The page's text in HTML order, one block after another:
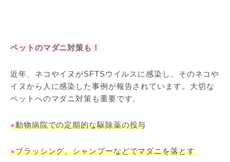
ペットのマダニ対策も！
近年、ネコやイヌがSFTSウイルスに感染し、そのネコや
イヌから人に感染した事例が報告されています。大切な
ペットへのマダニ対策も重要です。
●動物病院での定期的な駆除薬の投与
●ブラッシング、シャンプーなどでマダニを落とす